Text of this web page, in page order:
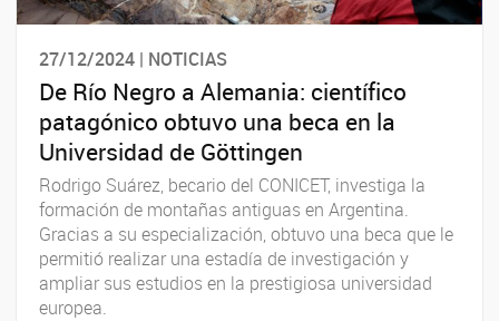
27/12/2024 | NOTICIAS
De Río Negro a Alemania: científico
patagónico obtuvo una beca en la
Universidad de Göttingen
Rodrigo Suárez, becario del CONICET, investiga la
formación de montañas antiguas en Argentina.
Gracias a su especialización, obtuvo una beca que le
permitió realizar una estadía de investigación y
ampliar sus estudios en la prestigiosa universidad
europea.